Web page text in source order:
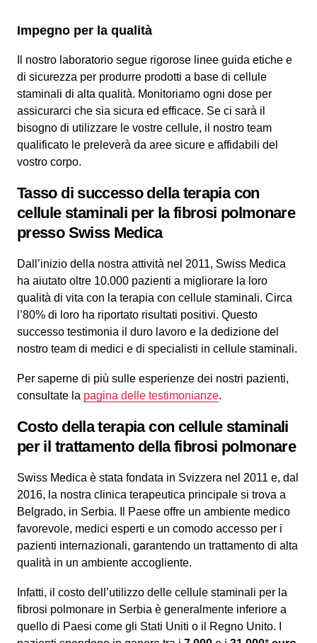
Impegno per la qualità
Il nostro laboratorio segue rigorose linee guida etiche e
di sicurezza per produrre prodotti a base di cellule
staminali di alta qualità. Monitoriamo ogni dose per
assicurarci che sia sicura ed efficace. Se ci sarà il
bisogno di utilizzare le vostre cellule, il nostro team
qualificato le preleverà da aree sicure e affidabili del
vostro corpo.
Tasso di successo della terapia con
cellule staminali per la fibrosi polmonare
presso Swiss Medica
Dall’inizio della nostra attività nel 2011, Swiss Medica
ha aiutato oltre 10.000 pazienti a migliorare la loro
qualità di vita con la terapia con cellule staminali. Circa
l’80% di loro ha riportato risultati positivi. Questo
successo testimonia il duro lavoro e la dedizione del
nostro team di medici e di specialisti in cellule staminali.
Per saperne di più sulle esperienze dei nostri pazienti,
consultate la pagina delle testimonianze.
Costo della terapia con cellule staminali
per il trattamento della fibrosi polmonare
Swiss Medica è stata fondata in Svizzera nel 2011 e, dal
2016, la nostra clinica terapeutica principale si trova a
Belgrado, in Serbia. Il Paese offre un ambiente medico
favorevole, medici esperti e un comodo accesso per i
pazienti internazionali, garantendo un trattamento di alta
qualità in un ambiente accogliente.
Infatti, il costo dell’utilizzo delle cellule staminali per la
fibrosi polmonare in Serbia è generalmente inferiore a
quello di Paesi come gli Stati Uniti o il Regno Unito. I